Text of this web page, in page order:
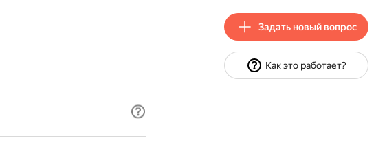
Задать новый вопрос
Как это работает?